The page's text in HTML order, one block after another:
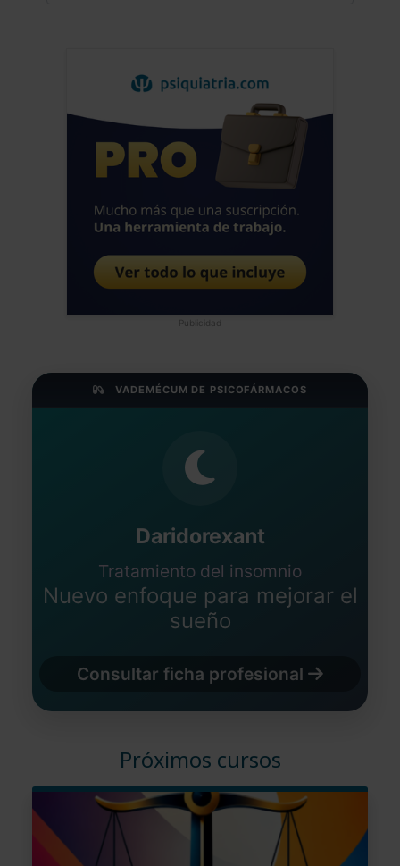
Publicidad
VADEMÉCUM DE PSICOFÁRMACOS
Daridorexant
Tratamiento del insomnio
Nuevo enfoque para mejorar el
sueño
Consultar ficha profesional
Próximos cursos